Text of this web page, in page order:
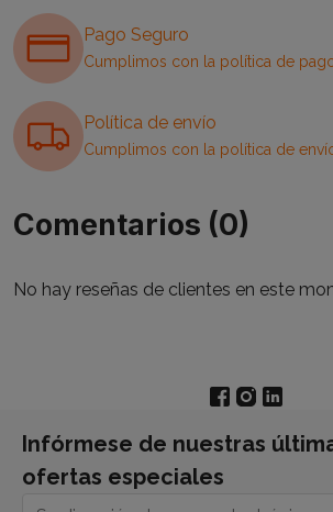
Pago Seguro
Cumplimos con la política de
Política de envío
Cumplimos con la política de
Comentarios (0)
No hay reseñas de clientes en este
Infórmese de nuestras
ofertas especiales